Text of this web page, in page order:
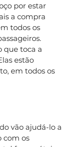
por estar
a compra
todos os
que toca a
estão
em todos os
vão ajudá-lo a
com os